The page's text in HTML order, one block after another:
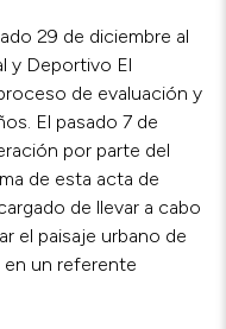
29 de diciembre al
y Deportivo El
de evaluación y
El pasado 7 de
por parte del
de esta acta de
de llevar a cabo
el paisaje urbano de
en un referente